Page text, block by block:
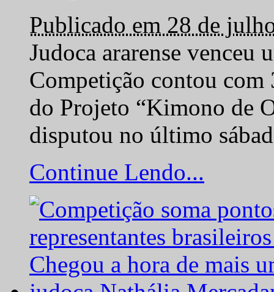
Publicado em 28 de
Judoca ararense venceu
Competição contou com
do Projeto “Kimono de
disputou no último
Continue Lendo...